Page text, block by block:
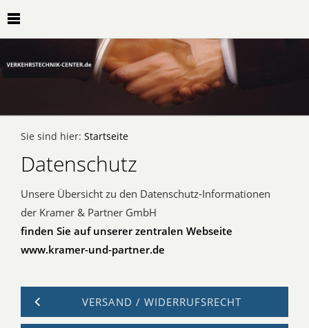
Sie sind hier: Startseite
Datenschutz
Unsere Übersicht zu den Datenschutz-Informationen
der Kramer & Partner GmbH
finden Sie auf unserer zentralen Webseite
www.kramer-und-partner.de
VERSAND / WIDERRUFSRECHT